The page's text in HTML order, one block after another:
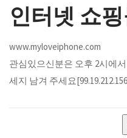
인터넷 쇼
www.myloveiphone.com
관심있으신분은 오후 2시에
세지 남겨 주세요